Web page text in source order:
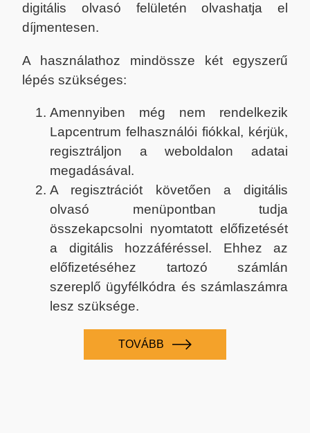
digitális olvasó felületén olvashatja el
díjmentesen.
A használathoz mindössze két egyszerű
lépés szükséges:
Amennyiben még nem rendelkezik
Lapcentrum felhasználói fiókkal, kérjük,
regisztráljon a weboldalon adatai
megadásával.
A regisztrációt követően a digitális
olvasó menüpontban tudja
összekapcsolni nyomtatott előfizetését
a digitális hozzáféréssel. Ehhez az
előfizetéséhez tartozó számlán
szereplő ügyfélkódra és számlaszámra
lesz szüksége.
TOVÁBB